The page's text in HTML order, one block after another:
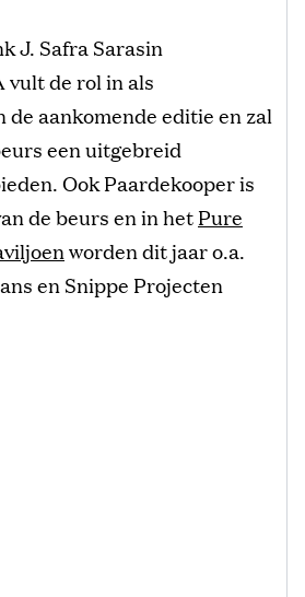
J. Safra Sarasin
vult de rol in als
de aankomende editie en zal
een uitgebreid
Ook Paardekooper is
de beurs en in hetPure
worden dit jaar o.a.
en Snippe Projecten